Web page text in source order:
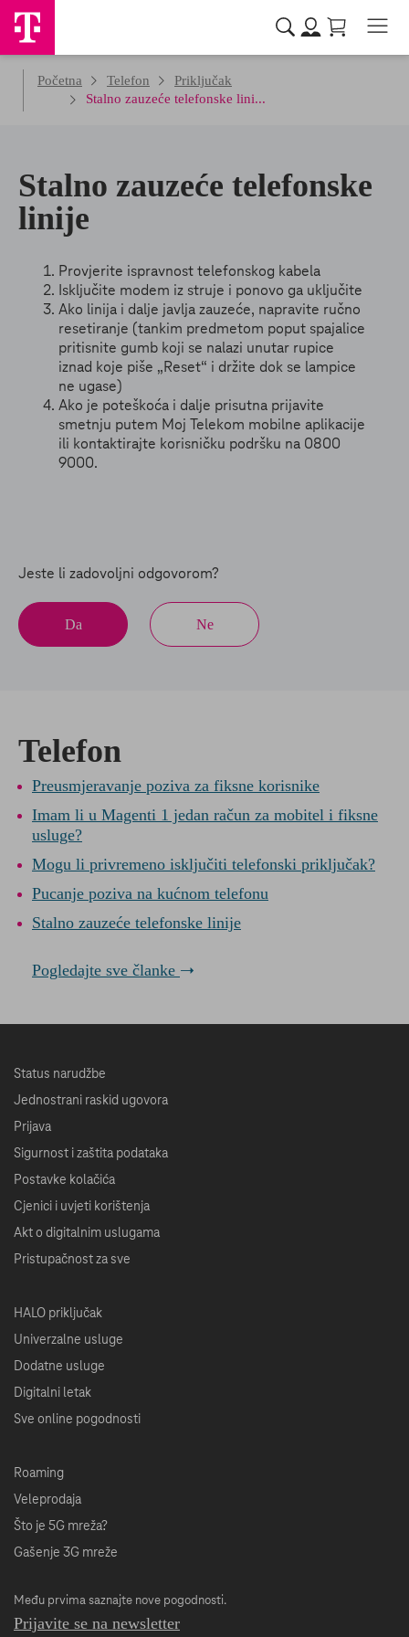
Početna Telefon
Priključak
Stalno zauzeće telefonske lini...
Stalno zauzeće telefonske
linije
Provjerite ispravnost telefonskog kabela
Isključite modem iz struje i ponovo ga uključite
Ako linija i dalje javlja zauzeće, napravite ručno
resetiranje (tankim predmetom poput spajalice
pritisnite gumb koji se nalazi unutar rupice
iznad koje piše „Reset“ i držite dok se lampice
ne ugase)
Ako je poteškoća i dalje prisutna prijavite
smetnju putem Moj Telekom mobilne aplikacije
ili kontaktirajte korisničku podršku na 0800
9000.
Jeste li zadovoljni odgovorom?
Da Ne
Telefon
Preusmjeravanje poziva za fiksne korisnike
Imam li u Magenti 1 jedan račun za mobitel i fiksne
usluge?
Mogu li privremeno isključiti telefonski priključak?
Pucanje poziva na kućnom telefonu
Stalno zauzeće telefonske linije
Pogledajte sve članke
Status narudžbe
Jednostrani raskid ugovora
Prijava
Sigurnost i zaštita podataka
Postavke kolačića
Cjenici i uvjeti korištenja
Akt o digitalnim uslugama
Pristupačnost za sve
HALO priključak
Univerzalne usluge
Dodatne usluge
Digitalni letak
Sve online pogodnosti
Roaming
Veleprodaja
Što je 5G mreža?
Gašenje 3G mreže
Među prvima saznajte nove pogodnosti.
Prijavite se na newsletter